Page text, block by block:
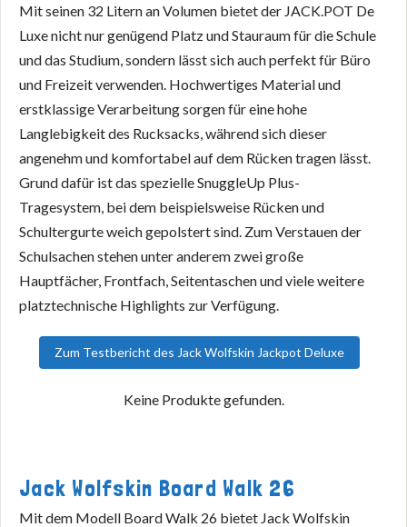
Mit seinen 32 Litern an Volumen bietet der JACK.POT De
Luxe nicht nur genügend Platz und Stauraum für die Schule
und das Studium, sondern lässt sich auch perfekt für Büro
und Freizeit verwenden. Hochwertiges Material und
erstklassige Verarbeitung sorgen für eine hohe
Langlebigkeit des Rucksacks, während sich dieser
angenehm und komfortabel auf dem Rücken tragen lässt.
Grund dafür ist das spezielle SnuggleUp Plus-
Tragesystem, bei dem beispielsweise Rücken und
Schultergurte weich gepolstert sind. Zum Verstauen der
Schulsachen stehen unter anderem zwei große
Hauptfächer, Frontfach, Seitentaschen und viele weitere
platztechnische Highlights zur Verfügung.
Zum Testbericht des Jack Wolfskin Jackpot Deluxe
Keine Produkte gefunden.
Jack Wolfskin Board Walk 26
Mit dem Modell Board Walk 26 bietet Jack Wolfskin